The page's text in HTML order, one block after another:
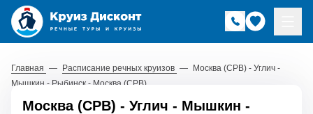
Главная — Расписание речных круизов — Москва (СРВ) - Углич -
Мышкин - Рыбинск - Москва (СРВ)
Москва (СРВ) - Углич - Мышкин -